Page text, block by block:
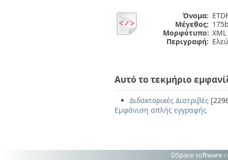
Όνομα:
Μέγεθος:
Μορφότυπο: XML
Περιγραφή:
Αυτό το τεκμήριο
Διδακτορικές Διατριβές
Εμφάνιση απλής εγγραφής
DSpace software